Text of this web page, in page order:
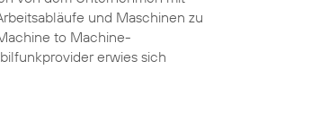
und Maschinen zu
to Machine-
erwies sich